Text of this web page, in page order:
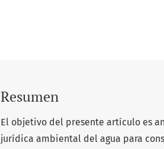
Resumen
El objetivo del presente artículo es
jurídica ambiental del agua para